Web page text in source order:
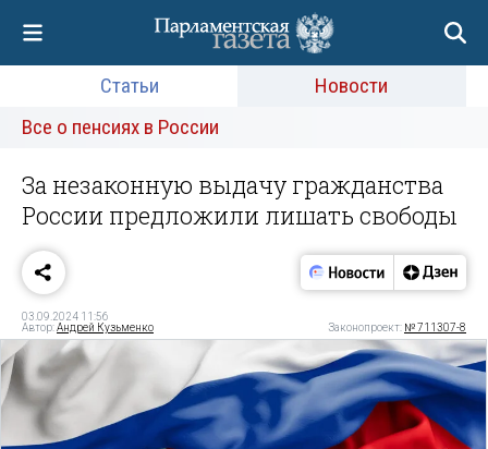
Статьи
Новости
Все о пенсиях в России
За незаконную выдачу гражданства
России предложили лишать свободы
03.09.2024 11:56
Автор:Андрей Кузьменко Законопроект: № 711307-8